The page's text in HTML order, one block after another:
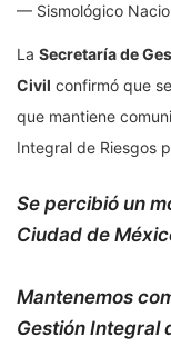
— Sismológico
La Secretaría de
Civil confirmó que
que mantiene
Integral de Riesgos
Se percibió un
Ciudad de
Mantenemos
Gestión Integral